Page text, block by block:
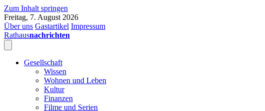
Zum Inhalt springen
Freitag, 7. August 2026
Über uns Gastartikel Impressum
Rathausnachrichten
Gesellschaft
Wissen
Wohnen und Leben
Kultur
Finanzen
Filme und Serien